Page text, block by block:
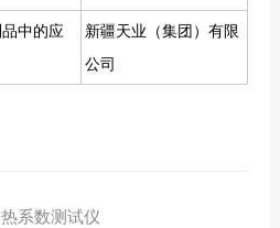
中的应
新疆天业（集团）有限
公司
系数测试仪